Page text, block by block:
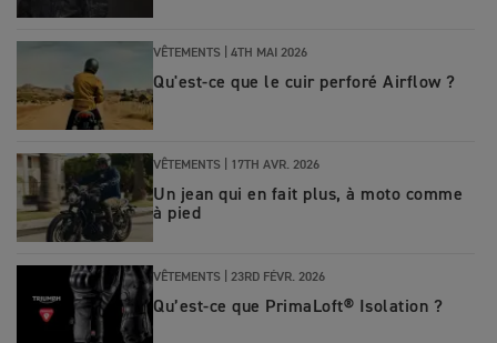
VÊTEMENTS | 4TH MAI 2026
Qu'est-ce que le cuir perforé Airflow ?
VÊTEMENTS | 17TH AVR. 2026
Un jean qui en fait plus, à moto comme
à pied
VÊTEMENTS | 23RD FÉVR. 2026
Qu’est-ce que PrimaLoft® Isolation ?